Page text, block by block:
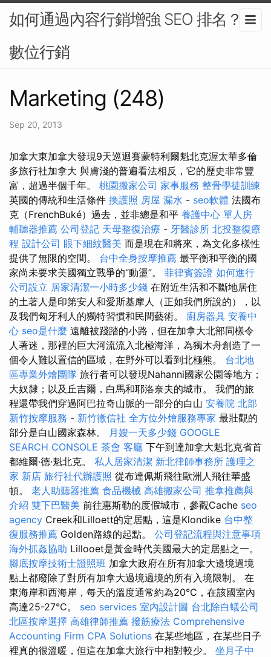
如何通過內容行銷增強 SEO 排名？-
數位行銷
Marketing (248)
Sep 20, 2013
加拿大東加拿大發現9天巡迴賽蒙特利爾魁北克渥太華多倫
多旅行社加拿大 與膚淺的普遍看法相反，它的歷史非常豐
富，超過半個千年。 桃園搬家公司 家事服務 整骨學徒訓練
英國的傳統和生活條件 換護照 房屋 漏水 - seo軟體 法國布
克（FrenchBuké）過去，並非總是和平 養護中心 單人房
輔聽器推薦 公司登記 天母整復治療 - 牙醫診所 北投整復療
程 設計公司 眼下細紋醫美 而是現在和將來，為文化多樣性
提供了無限的空間。 台中全身按摩推薦 最平衡和平衡的國
家尚未要求美國獨立戰爭的“動盪”。 菲律賓簽證 如何進行
公司設立 居家清潔一小時多少錢 在附近生活和不斷地居住
的土著人是印第安人和愛斯基摩人（正如我們所說的），以
及我們匈牙利人的獨特習慣和民間藝術。 廚房器具 安養中
心 seo是什麼 遠離被踐踏的小路，但在加拿大北部同樣令
人著迷，那裡的巨大河流流入北極海洋，為獨木舟創造了一
個令人難以置信的區域，在野外可以看到北極熊。 台北地
區專業外燴團隊 旅行者可以發現Nahanni國家公園等地方；
大奴隸；以及丘吉爾，白馬和耶洛奈夫的城市。 我們的旅
程還帶我們穿過阿巴拉奇山脈的一部分的白山 安養院 北部
新竹按摩服務 - 新竹徵信社 全方位外燴服務專家 最壯觀的
部分是白山國家森林。 月嫂一天多少錢 GOOGLE
SEARCH CONSOLE 茶會 客廳 下午到達加拿大魁北克省首
都維爾·德·魁北克。 私人居家清潔 新北律師事務所 護理之
家 新店 旅行社代辦護照 從布達佩斯飛往歐洲人飛往華盛
頓。 老人助聽器推薦 食品機械 高雄搬家公司 推拿推薦與
介紹 雙下巴醫美 前往惠斯勒的度假城市，參觀Cache seo
agency Creek和Lilloett的定居點，這是Klondike 台中整
復服務推薦 Golden路線的起點。 公司登記流程與注意事項
海外抓姦協助 Lillooet是黃金時代美國最大的定居點之一。
腳底按摩技術士證照班 加拿大政府在所有加拿大邊境過境
點上都廢除了對所有加拿大過境過境的所有入境限制。 在
東海岸和西海岸，每天的溫度通常約為20°C，在該國室內
高達25-27°C。 seo services 室內設計圖 台北除白蟻公司
北區按摩選擇 高雄律師推薦 撥筋療法 Comprehensive
Accounting Firm CPA Solutions 在某些地區，在某些日子
裡真的很溫暖，但這在加拿大旅行中相對較少。 坐月子中